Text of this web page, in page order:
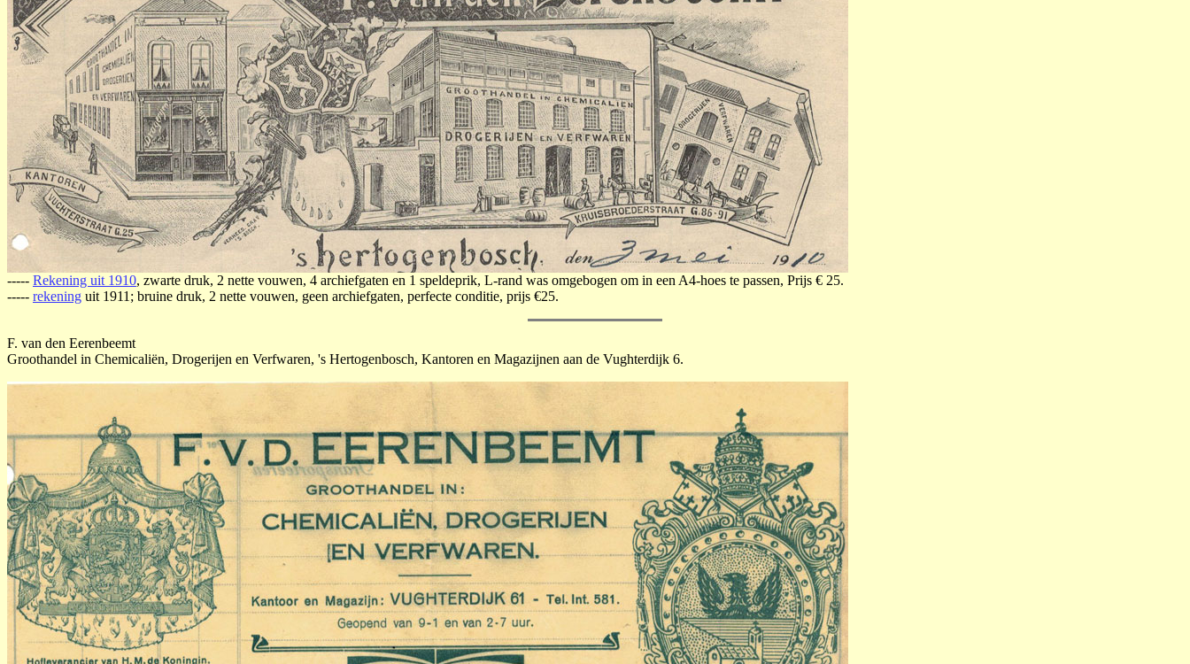
----- Rekening uit 1910, zwarte druk, 2 nette vouwen, 4 archiefgaten en 1 speldeprik, L-rand was omgebogen om in een A4-hoes te passen, Prijs € 25.
----- rekening uit 1911; bruine druk, 2 nette vouwen, geen archiefgaten, perfecte conditie, prijs €25.
F. van den Eerenbeemt
Groothandel in Chemicaliën, Drogerijen en Verfwaren, 's Hertogenbosch, Kantoren en Magazijnen aan de Vughterdijk 6.